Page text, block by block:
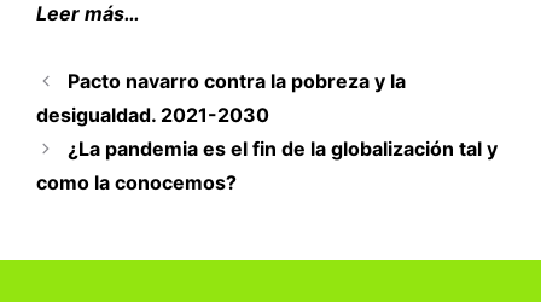
Leer más…
Pacto navarro contra la pobreza y la
desigualdad. 2021-2030
¿La pandemia es el fin de la globalización tal y
como la conocemos?